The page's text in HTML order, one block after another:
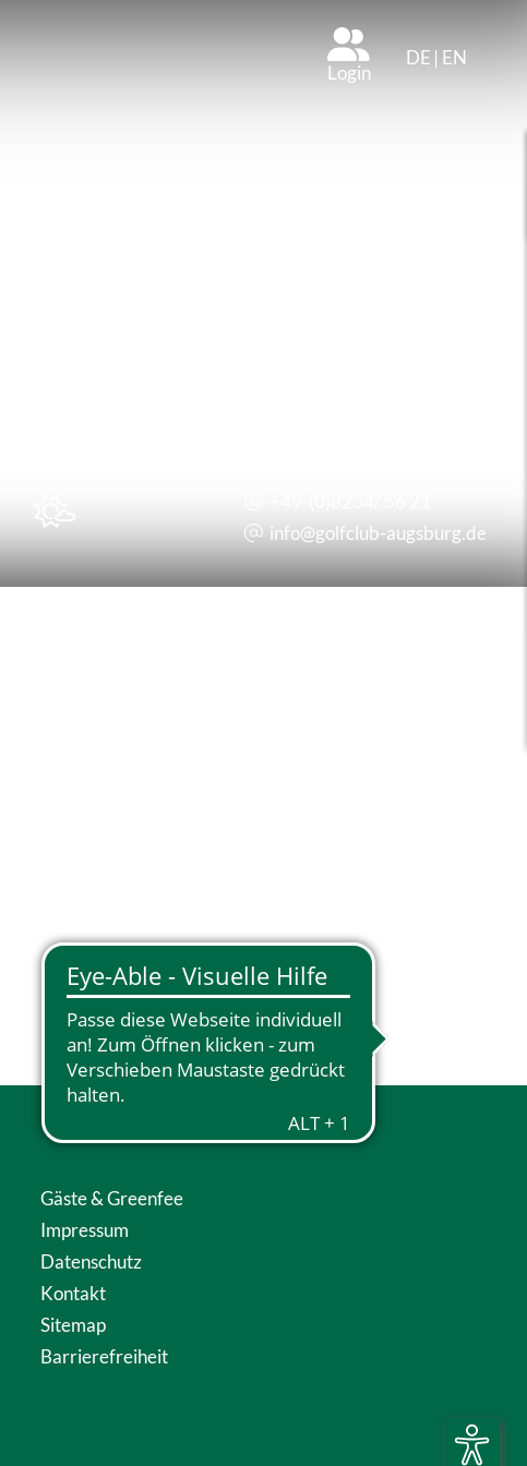
Login
DE | EN
info@golfclub-augsburg.de
Gäste & Greenfee
Impressum
Datenschutz
Kontakt
Sitemap
Barrierefreiheit